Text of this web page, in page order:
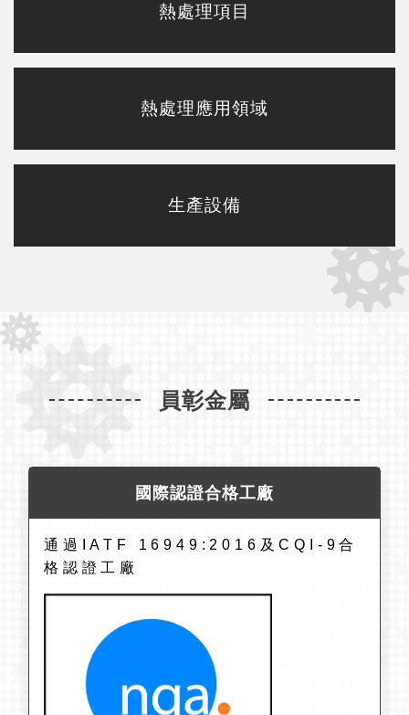
熱處理項目
熱處理應用領域
生產設備
員彰金屬
國際認證合格工廠
通過IATF 16949:2016及CQI-9合
格認證工廠